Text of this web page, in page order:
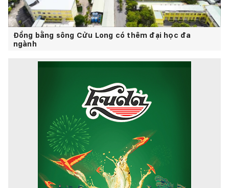
Đồng bằng sông Cửu Long có thêm đại học đa
ngành